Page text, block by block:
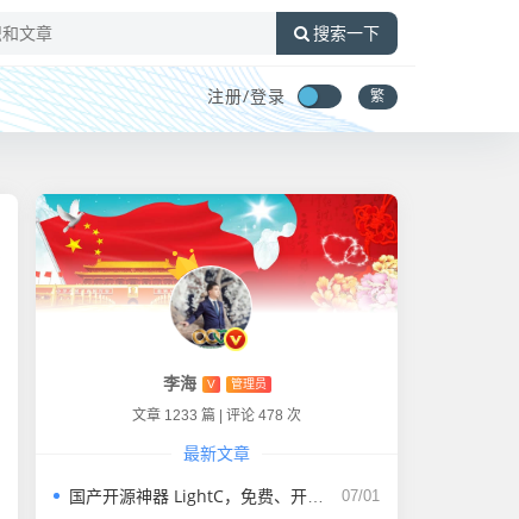
搜索一下
注册/登录 繁
李海 V 管理员
文章 1233 篇 评论 478 次
最新文章
07/01
国产开源神器 LightC，免费、开源、干净且强大的C盘清理工具